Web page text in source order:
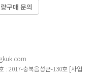
구매 문의
: 2017-충북음성군-130호 [사업